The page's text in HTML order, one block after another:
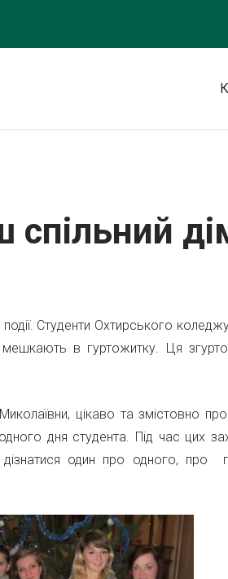
Студенти Охтирського
в гуртожитку. Ця
цікаво та змістовно
дня студента. Під час цих
один про одного, про